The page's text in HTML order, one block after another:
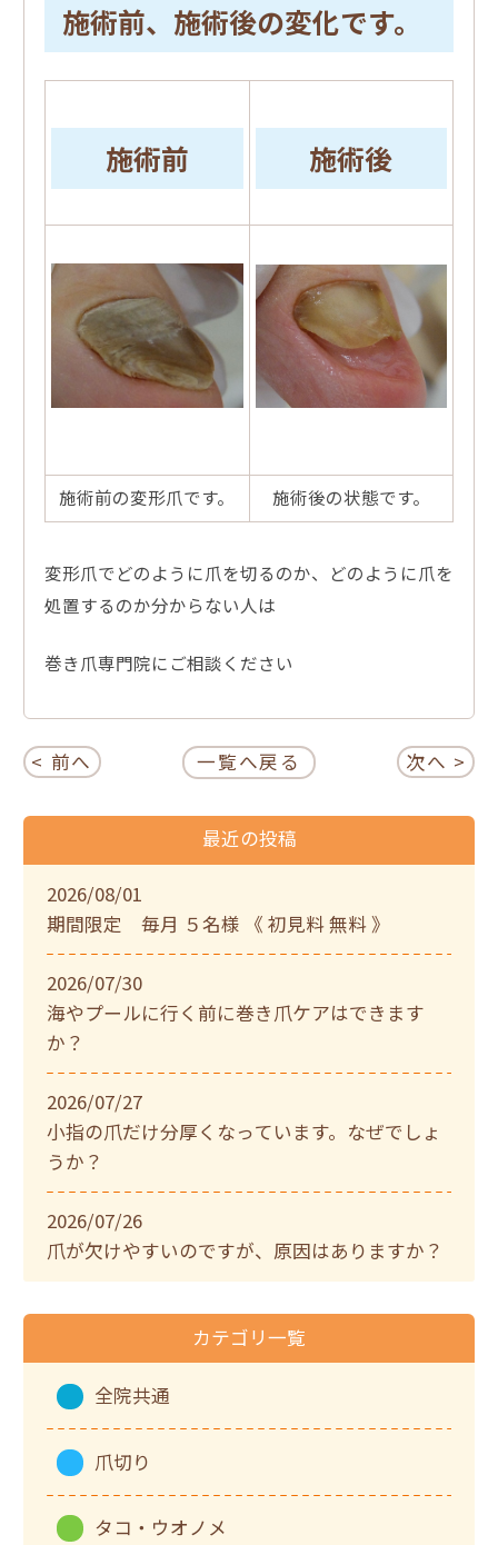
施術前、施術後の変化です。
施術前 施術後
施術前の変形爪です。 施術後の状態です。
変形爪でどのように爪を切るのか、どのように爪を
処置するのか分からない人は
巻き爪専門院にご相談ください
< 前へ 一覧へ戻る 次へ >
最近の投稿
2026/08/01
期間限定 毎月 ５名様 《 初見料 無料 》
2026/07/30
海やプールに行く前に巻き爪ケアはできます
か？
2026/07/27
小指の爪だけ分厚くなっています。なぜでしょ
うか？
2026/07/26
爪が欠けやすいのですが、原因はありますか？
カテゴリ一覧
全院共通
爪切り
タコ・ウオノメ